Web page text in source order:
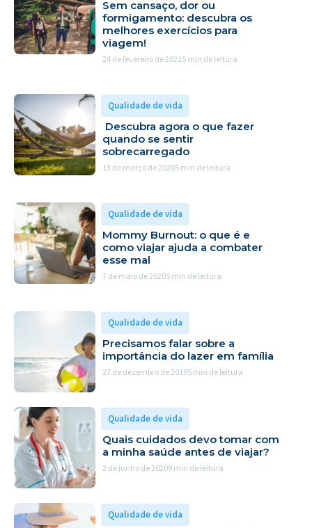
Sem cansaço, dor ou
formigamento: descubra os
melhores exercícios para
viagem!
24 de fevereiro de 20215 min de leitura
Qualidade de vida
Descubra agora o que fazer
quando se sentir
sobrecarregado
13 de março de 20205 min de leitura
Qualidade de vida
Mommy Burnout: o que é e
como viajar ajuda a combater
esse mal
7 de maio de 20205 min de leitura
Qualidade de vida
Precisamos falar sobre a
importância do lazer em família
27 de dezembro de 20195 min de leitura
Qualidade de vida
Quais cuidados devo tomar com
a minha saúde antes de viajar?
2 de junho de 20209 min de leitura
Qualidade de vida